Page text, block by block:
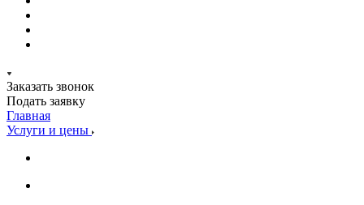
Заказать звонок
Подать заявку
Главная
Услуги и цены